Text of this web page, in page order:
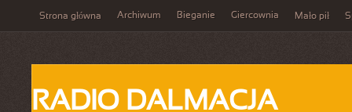
Strona główna Archiwum Bieganie Giercownia Mało pił
RADIO DALMACJA